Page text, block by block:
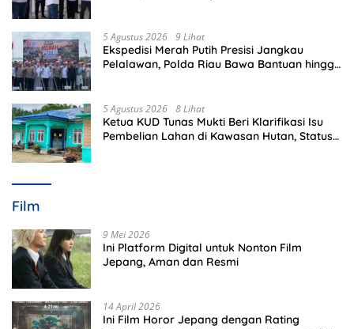
5 Agustus 2026 9 Lihat
Ekspedisi Merah Putih Presisi Jangkau
Pelalawan, Polda Riau Bawa Bantuan hingga
5 Agustus 2026 8 Lihat
Ketua KUD Tunas Mukti Beri Klarifikasi Isu
Pembelian Lahan di Kawasan Hutan, Status
Film
9 Mei 2026
Ini Platform Digital untuk Nonton Film
Jepang, Aman dan Resmi
14 April 2026
Ini Film Horor Jepang dengan Rating